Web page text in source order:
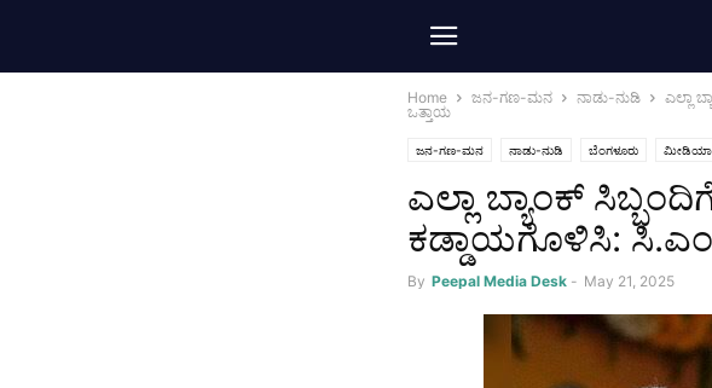
Home ಜನ-ಗಣ-ಮನ ನಾಡು-ನುಡಿ
ಎಲ್ಲಾ
ಒತ್ತಾಯ
ಜನ-ಗಣ-ಮನ ನಾಡು-ನುಡಿ ಬೆಂಗಳೂರು ಮೀಡಿಯಾ
ಎಲ್ಲಾ ಬ್ಯಾಂಕ್
ಕಡ್ಡಾಯಗೊಳಿಸಿ:
By Peepal Media Desk - May 21, 2025